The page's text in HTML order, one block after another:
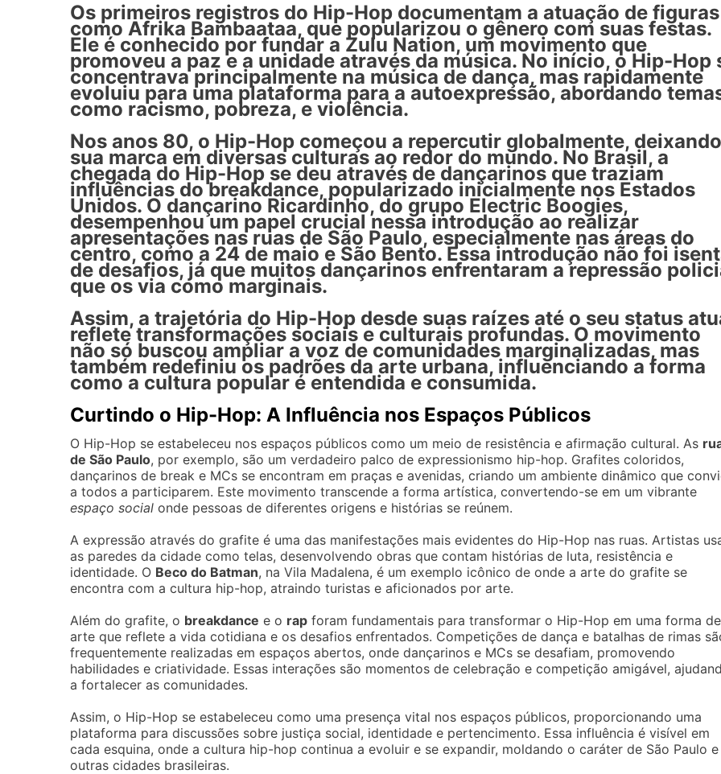
Os primeiros registros do Hip-Hop documentam a atuação de figuras
como Afrika Bambaataa, que popularizou o gênero com suas festas.
Ele é conhecido por fundar a Zulu Nation, um movimento que
promoveu a paz e a unidade através da música. No início, o Hip-Hop
concentrava principalmente na música de dança, mas rapidamente
evoluiu para uma plataforma para a autoexpressão, abordando
como racismo, pobreza, e violência.
Nos anos 80, o Hip-Hop começou a repercutir globalmente, deixando
sua marca em diversas culturas ao redor do mundo. No Brasil, a
chegada do Hip-Hop se deu através de dançarinos que traziam
influências do breakdance, popularizado inicialmente nos Estados
Unidos. O dançarino Ricardinho, do grupo Electric Boogies,
desempenhou um papel crucial nessa introdução ao realizar
apresentações nas ruas de São Paulo, especialmente nas áreas do
centro, como a 24 de maio e São Bento. Essa introdução não foi
de desafios, já que muitos dançarinos enfrentaram a repressão
que os via como marginais.
Assim, a trajetória do Hip-Hop desde suas raízes até o seu status
reflete transformações sociais e culturais profundas. O movimento
não só buscou ampliar a voz de comunidades marginalizadas, mas
também redefiniu os padrões da arte urbana, influenciando a forma
como a cultura popular é entendida e consumida.
Curtindo o Hip-Hop: A Influência nos Espaços Públicos
O Hip-Hop se estabeleceu nos espaços públicos como um meio de resistência e afirmação cultural. As
de São Paulo, por exemplo, são um verdadeiro palco de expressionismo hip-hop. Grafites coloridos,
dançarinos de break e MCs se encontram em praças e avenidas, criando um ambiente dinâmico que
a todos a participarem. Este movimento transcende a forma artística, convertendo-se em um vibrante
espaço social onde pessoas de diferentes origens e histórias se reúnem.
A expressão através do grafite é uma das manifestações mais evidentes do Hip-Hop nas ruas. Artistas
as paredes da cidade como telas, desenvolvendo obras que contam histórias de luta, resistência e
identidade. O Beco do Batman, na Vila Madalena, é um exemplo icônico de onde a arte do grafite se
encontra com a cultura hip-hop, atraindo turistas e aficionados por arte.
Além do grafite, o breakdance e o rap foram fundamentais para transformar o Hip-Hop em uma forma de
arte que reflete a vida cotidiana e os desafios enfrentados. Competições de dança e batalhas de rimas
frequentemente realizadas em espaços abertos, onde dançarinos e MCs se desafiam, promovendo
habilidades e criatividade. Essas interações são momentos de celebração e competição amigável,
a fortalecer as comunidades.
Assim, o Hip-Hop se estabeleceu como uma presença vital nos espaços públicos, proporcionando uma
plataforma para discussões sobre justiça social, identidade e pertencimento. Essa influência é visível em
cada esquina, onde a cultura hip-hop continua a evoluir e se expandir, moldando o caráter de São Paulo e
outras cidades brasileiras.